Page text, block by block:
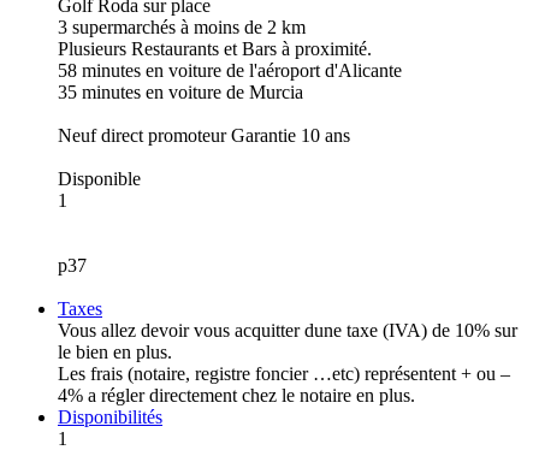
Golf Roda sur place
3 supermarchés à moins de 2 km
Plusieurs Restaurants et Bars à proximité.
58 minutes en voiture de l'aéroport d'Alicante
35 minutes en voiture de Murcia
Neuf direct promoteur Garantie 10 ans
Disponible
1
p37
Taxes
Vous allez devoir vous acquitter dune taxe (IVA) de 10% sur
le bien en plus.
Les frais (notaire, registre foncier …etc) représentent + ou –
4% a régler directement chez le notaire en plus.
Disponibilités
1